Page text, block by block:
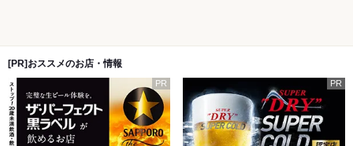
[PR]おススメのお店・情報
PR PR